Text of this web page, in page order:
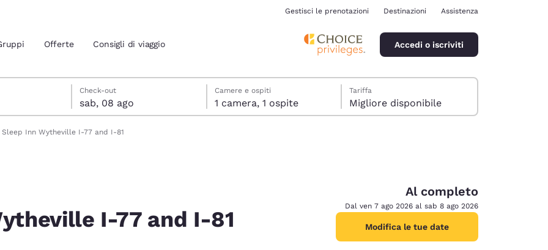
attuali
Gestisci le prenotazioni Destinazioni Assistenza
Offerte Consigli di viaggio Accedi o iscriviti
Check-out
sab, 08 ago
data di check-out selezionata
data di check-in selezionata
Camere e ospiti
1 camera, 1 ospite
Tariffa
Migliore disponibile
Sleep Inn Wytheville I-77 and I-81
I-77 and I-81
Al completo
Dal ven 7 ago 2026 al sab 8 ago 2026
Modifica le tue date